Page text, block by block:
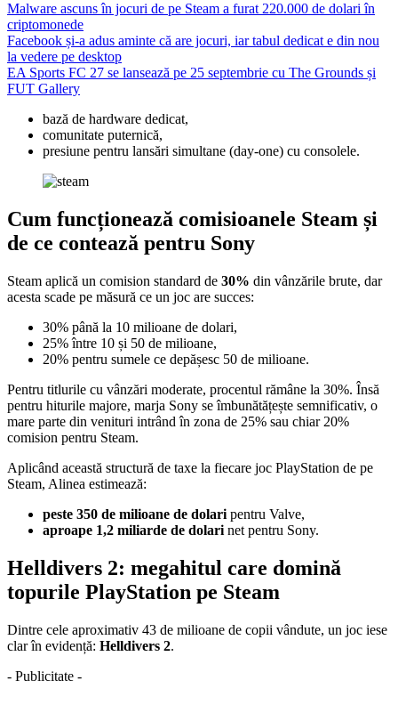
Malware ascuns în jocuri de pe Steam a furat 220.000 de dolari în
criptomonede
Facebook și-a adus aminte că are jocuri, iar tabul dedicat e din nou
la vedere pe desktop
EA Sports FC 27 se lansează pe 25 septembrie cu The Grounds și
FUT Gallery
bază de hardware dedicat,
comunitate puternică,
presiune pentru lansări simultane (day-one) cu consolele.
Cum funcționează comisioanele Steam și
de ce contează pentru Sony
Steam aplică un comision standard de 30% din vânzările brute, dar
acesta scade pe măsură ce un joc are succes:
30% până la 10 milioane de dolari,
25% între 10 și 50 de milioane,
20% pentru sumele ce depășesc 50 de milioane.
Pentru titlurile cu vânzări moderate, procentul rămâne la 30%. Însă
pentru hiturile majore, marja Sony se îmbunătățește semnificativ, o
mare parte din venituri intrând în zona de 25% sau chiar 20%
comision pentru Steam.
Aplicând această structură de taxe la fiecare joc PlayStation de pe
Steam, Alinea estimează:
peste 350 de milioane de dolari pentru Valve,
aproape 1,2 miliarde de dolari net pentru Sony.
Helldivers 2: megahitul care domină
topurile PlayStation pe Steam
Dintre cele aproximativ 43 de milioane de copii vândute, un joc iese
clar în evidență: Helldivers 2.
- Publicitate -